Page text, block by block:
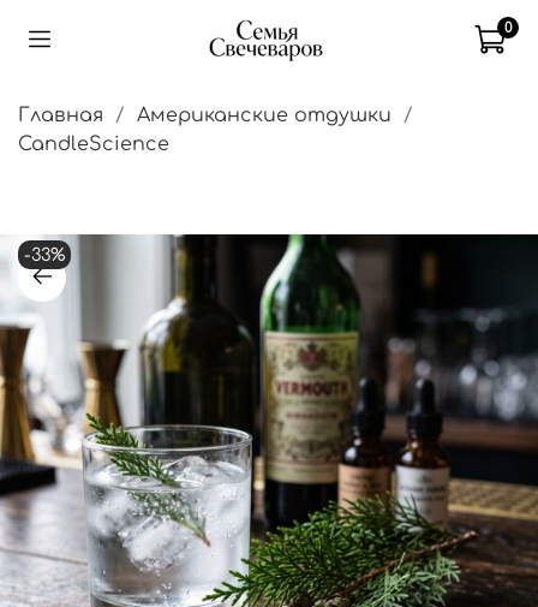
0
Главная
Американские отдушки
CandleScience
-33%